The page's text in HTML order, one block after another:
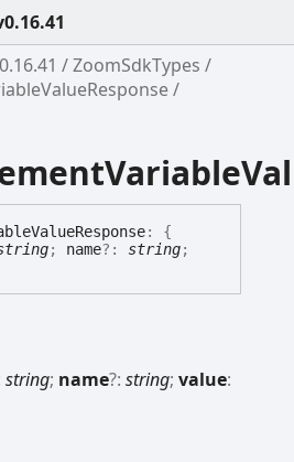
ZoomSdkTypes
ValueResponse:
{
; name?: string;
string; name?: string; value: